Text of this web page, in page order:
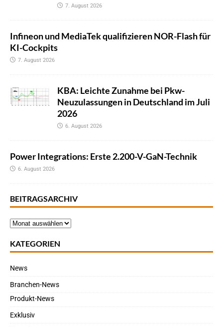
7. August 2026
Infineon und MediaTek qualifizieren NOR-Flash für
KI-Cockpits
7. August 2026
KBA: Leichte Zunahme bei Pkw-
Neuzulassungen in Deutschland im Juli
2026
6. August 2026
Power Integrations: Erste 2.200-V-GaN-Technik
6. August 2026
BEITRAGSARCHIV
KATEGORIEN
News
Branchen-News
Produkt-News
Exklusiv